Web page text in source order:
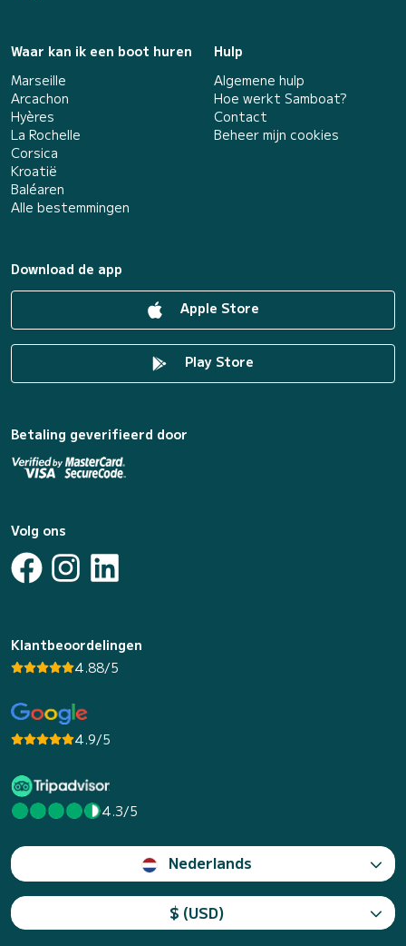
Waar kan ik een boot huren
Marseille
Arcachon
Hyères
La Rochelle
Corsica
Kroatië
Baléaren
Alle bestemmingen
Hulp
Algemene hulp
Hoe werkt Samboat?
Contact
Beheer mijn cookies
Download de app
Apple Store
Play Store
Betaling geverifieerd door
Volg ons
Klantbeoordelingen
4.88/5
4.9/5
4.3/5
Nederlands
$ (USD)